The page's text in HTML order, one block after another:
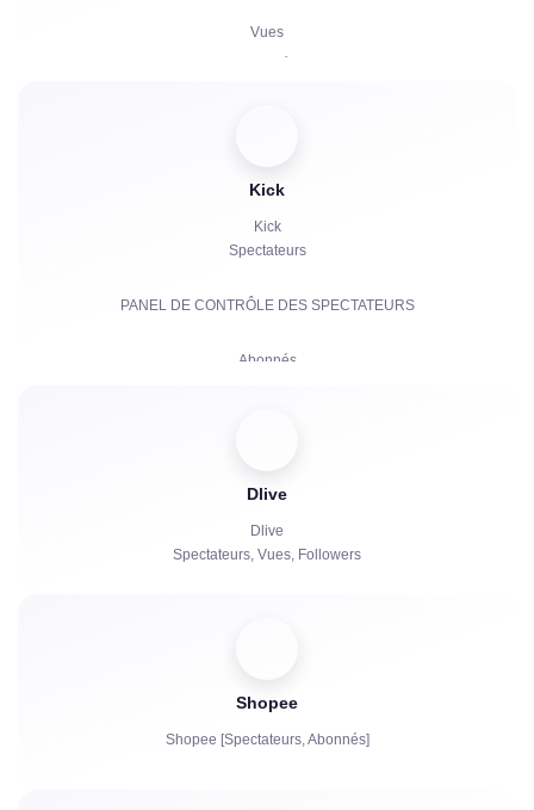
Vues
Kick
Kick
Spectateurs
PANEL DE CONTRÔLE DES SPECTATEURS
Abonnés
Bots de chat
Dlive
Dlive
Spectateurs, Vues, Followers
Shopee
Shopee [Spectateurs, Abonnés]